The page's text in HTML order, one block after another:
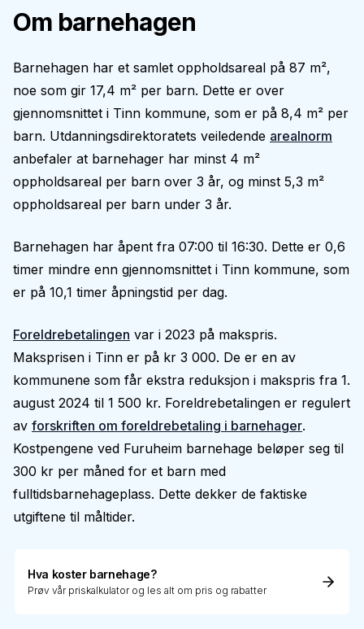
Om barnehagen
Barnehagen har et samlet oppholdsareal på 87 m²,
noe som gir 17,4 m² per barn. Dette er over
gjennomsnittet i Tinn kommune, som er på 8,4 m² per
barn. Utdanningsdirektoratets veiledende arealnorm
anbefaler at barnehager har minst 4 m²
oppholdsareal per barn over 3 år, og minst 5,3 m²
oppholdsareal per barn under 3 år.
Barnehagen har åpent fra 07:00 til 16:30. Dette er 0,6
timer mindre enn gjennomsnittet i Tinn kommune, som
er på 10,1 timer åpningstid per dag.
Foreldrebetalingen var i 2023 på makspris.
Maksprisen i Tinn er på kr 3 000. De er en av
kommunene som får ekstra reduksjon i makspris fra 1.
august 2024 til 1 500 kr. Foreldrebetalingen er regulert
av forskriften om foreldrebetaling i barnehager.
Kostpengene ved Furuheim barnehage beløper seg til
300 kr per måned for et barn med
fulltidsbarnehageplass. Dette dekker de faktiske
utgiftene til måltider.
Hva koster barnehage?
Prøv vår priskalkulator og les alt om pris og rabatter